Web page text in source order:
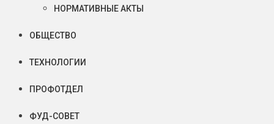
НОРМАТИВНЫЕ АКТЫ
ОБЩЕСТВО
ТЕХНОЛОГИИ
ПРОФОТДЕЛ
ФУД-СОВЕТ